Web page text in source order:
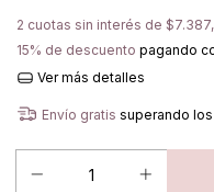
2 cuotas sin interés de
15% de descuento pagando
Ver más detalles
Envío gratis superando los